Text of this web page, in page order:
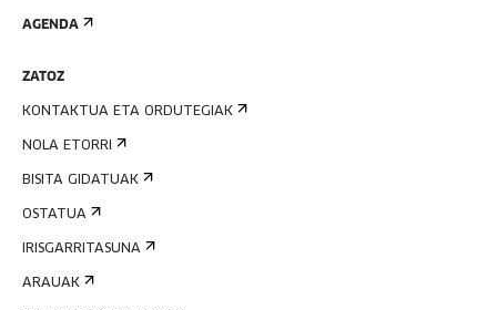
AGENDA
ZATOZ
KONTAKTUA ETA ORDUTEGIAK
NOLA ETORRI
BISITA GIDATUAK
OSTATUA
IRISGARRITASUNA
ARAUAK